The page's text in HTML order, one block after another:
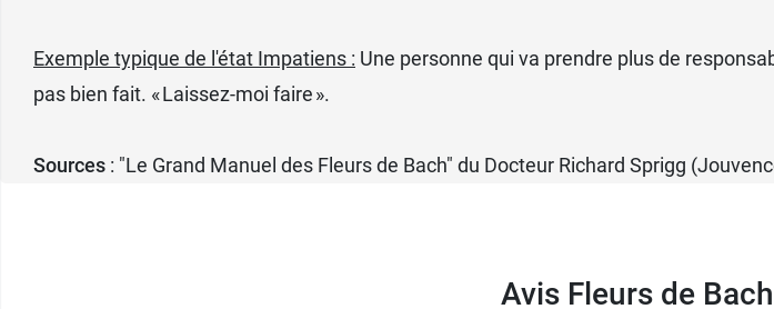
Exemple typique de l'état Impatiens : Une personne qui va prendre plus de
pas bien fait. « Laissez-moi faire ».
Sources : "Le Grand Manuel des Fleurs de Bach" du Docteur Richard Sprigg
Avis Fleurs de